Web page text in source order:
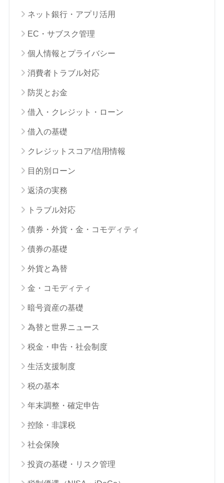
ネット銀行・アプリ活用
EC・サブスク管理
個人情報とプライバシー
消費者トラブル対応
防災とお金
借入・クレジット・ローン
借入の基礎
クレジットスコア/信用情報
目的別ローン
返済の実務
トラブル対応
債券・外貨・金・コモディティ
債券の基礎
外貨と為替
金・コモディティ
暗号資産の基礎
為替と世界ニュース
税金・申告・社会制度
生活支援制度
税の基本
年末調整・確定申告
控除・非課税
社会保険
投資の基礎・リスク管理